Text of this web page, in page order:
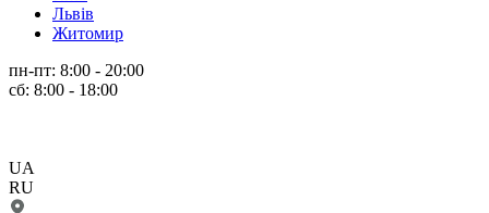
Львів
Житомир
пн-пт: 8:00 - 20:00
сб: 8:00 - 18:00
UA
RU